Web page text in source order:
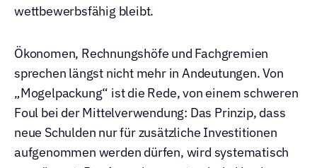
wettbewerbsfähig bleibt.
Ökonomen, Rechnungshöfe und Fachgremien
sprechen längst nicht mehr in Andeutungen. Von
„Mogelpackung“ ist die Rede, von einem schweren
Foul bei der Mittelverwendung: Das Prinzip, dass
neue Schulden nur für zusätzliche Investitionen
aufgenommen werden dürfen, wird systematisch